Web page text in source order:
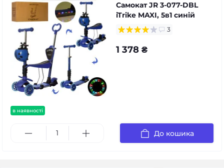
в наявності
Самокат JR 3-077-DBL
iTrike MAXI, 5в1 синій
3
1 378 ₴
До кошика